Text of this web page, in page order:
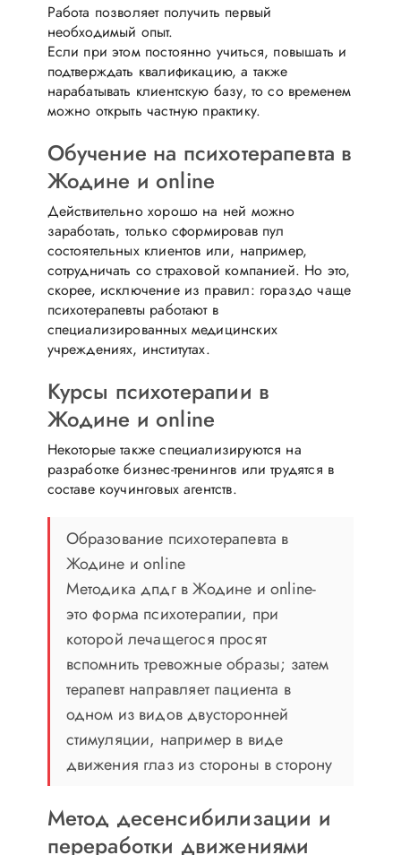
Работа позволяет получить первый
необходимый опыт.
Если при этом постоянно учиться, повышать и
подтверждать квалификацию, а также
нарабатывать клиентскую базу, то со временем
можно открыть частную практику.
Обучение на психотерапевта в
Жодине и online
Действительно хорошо на ней можно
заработать, только сформировав пул
состоятельных клиентов или, например,
сотрудничать со страховой компанией. Но это,
скорее, исключение из правил: гораздо чаще
психотерапевты работают в
специализированных медицинских
учреждениях, институтах.
Курсы психотерапии в
Жодине и online
Некоторые также специализируются на
разработке бизнес-тренингов или трудятся в
составе коучинговых агентств.
Образование психотерапевта в
Жодине и online
Методика дпдг в Жодине и online-
это форма психотерапии, при
которой лечащегося просят
вспомнить тревожные образы; затем
терапевт направляет пациента в
одном из видов двусторонней
стимуляции, например в виде
движения глаз из стороны в сторону
Метод десенсибилизации и
переработки движениями